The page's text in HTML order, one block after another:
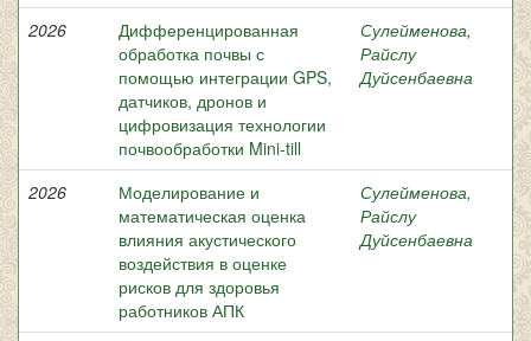
2026
Дифференцированная
обработка почвы с
помощью интеграции GPS,
датчиков, дронов и
цифровизация технологии
почвообработки Mini-till
Сулейменова,
Райслу
Дуйсенбаевна
2026
Моделирование и
математическая оценка
влияния акустического
воздействия в оценке
рисков для здоровья
работников АПК
Сулейменова,
Райслу
Дуйсенбаевна